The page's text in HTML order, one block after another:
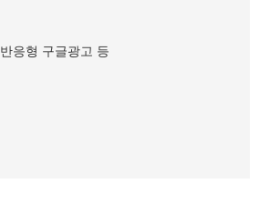
반응형 구글광고 등